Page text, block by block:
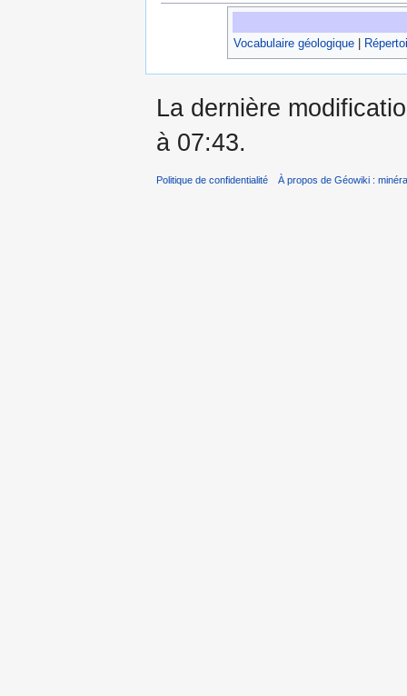
Vocabulaire géologique
La dernière
à 07:43.
Politique de confidentialité À propos de Géowiki :